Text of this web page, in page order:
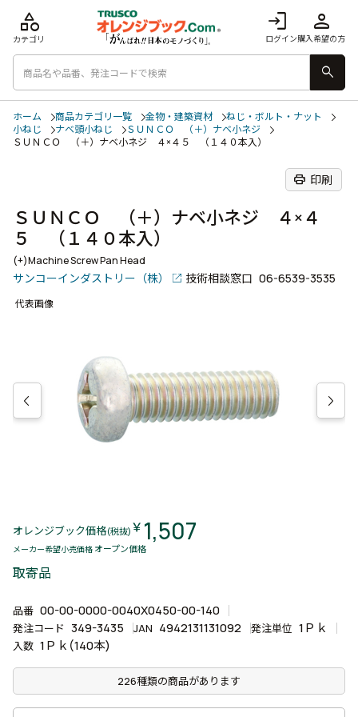
login
ログイン
person
購入希望の方
category
カテゴリ
search
ホーム 商品カテゴリ一覧 金物・建築資材
ねじ・ボルト・ナット
小ねじ
ナベ頭小ねじ
ＳＵＮＣＯ （＋）ナベ小ネジ
ＳＵＮＣＯ （＋）ナベ小ネジ ４×４５ （１４０本入）
print 印刷
ＳＵＮＣＯ （＋）ナベ小ネジ ４×４
５ （１４０本入）
(+)Machine Screw Pan Head
サンコーインダストリー（株） 技術相談窓口 06-6539-3535
代表画像
オレンジブック価格(税抜) ￥ 1,507
メーカー希望小売価格 オープン価格
取寄品
品番 00-00-0000-0040X0450-00-140
発注コード 349-3435 JAN 4942131131092 発注単位 1Ｐｋ
入数 1Ｐｋ(140本)
226種類の商品があります